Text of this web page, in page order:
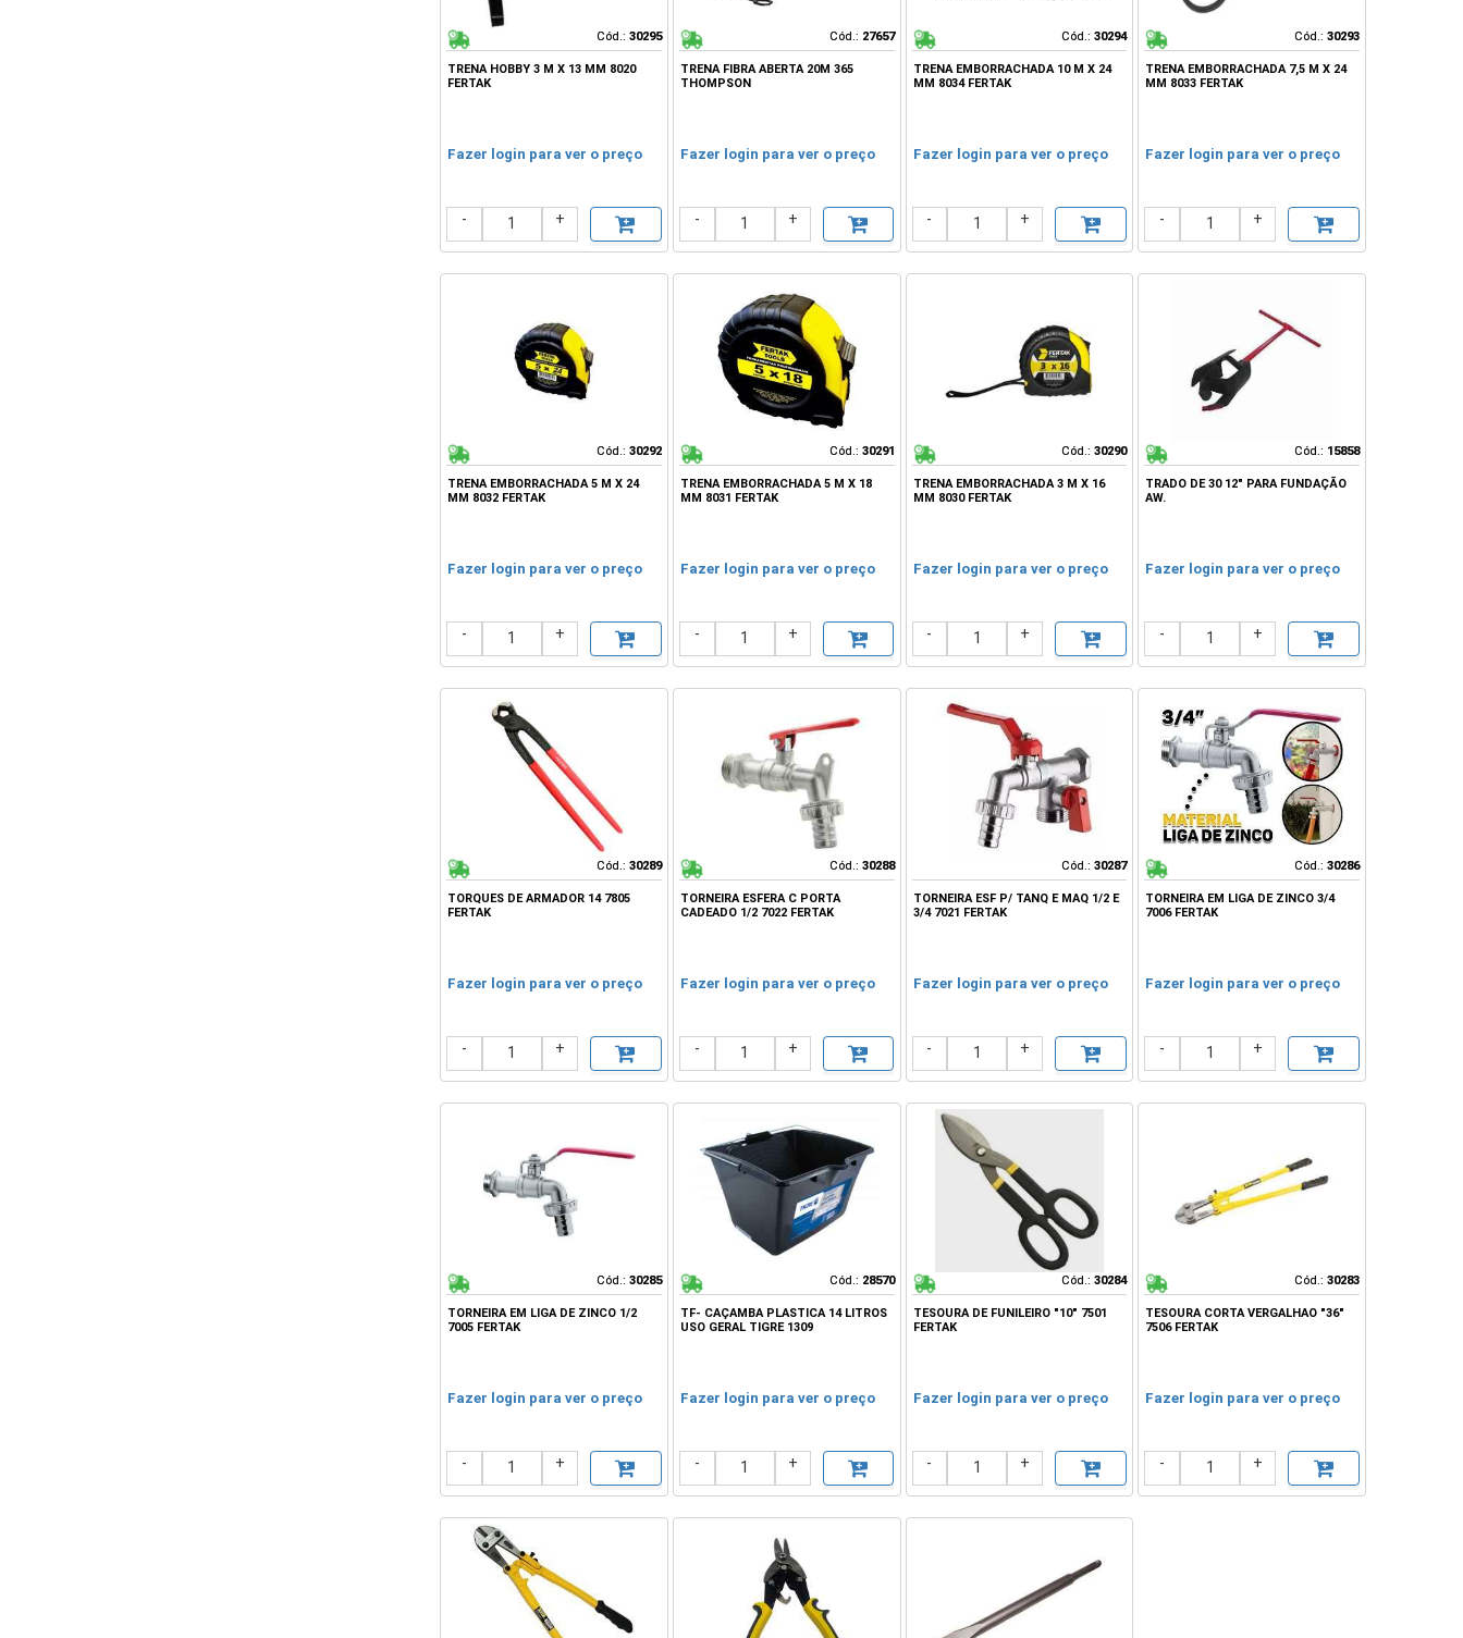
Cód.: 30295
Cód.: 30295
TRENA HOBBY 3 M X 13 MM 8020
FERTAK
Fazer login para ver o preço
- +
Cód.: 27657
Cód.: 27657
TRENA FIBRA ABERTA 20M 365
THOMPSON
Fazer login para ver o preço
- +
Cód.:30294
Cód.:30294
TRENA EMBORRACHADA 10 M X 24
MM 8034 FERTAK
Fazer login para ver o preço
- +
Cód.: 30293
Cód.: 30293
TRENA EMBORRACHADA 7,5 M X 24
MM 8033 FERTAK
Fazer login para ver o preço
- +
Cód.: 30292
Cód.: 30292
TRENA EMBORRACHADA 5 M X 24
MM 8032 FERTAK
Fazer login para ver o preço
- +
Cód.: 30291
Cód.: 30291
TRENA EMBORRACHADA 5 M X 18
MM 8031 FERTAK
Fazer login para ver o preço
- +
Cód.:30290
Cód.:30290
TRENA EMBORRACHADA 3 M X 16
MM 8030 FERTAK
Fazer login para ver o preço
- +
Cód.: 15858
Cód.: 15858
TRADO DE 30 12" PARA FUNDAÇÃO
AW.
Fazer login para ver o preço
- +
Cód.: 30289
Cód.: 30289
TORQUES DE ARMADOR 14 7805
FERTAK
Fazer login para ver o preço
- +
Cód.: 30288
Cód.: 30288
TORNEIRA ESFERA C PORTA
CADEADO 1/2 7022 FERTAK
Fazer login para ver o preço
- +
Cód.:30287
Cód.:30287
TORNEIRA ESF P/ TANQ E MAQ 1/2 E
3/4 7021 FERTAK
Fazer login para ver o preço
- +
Cód.: 30286
Cód.: 30286
TORNEIRA EM LIGA DE ZINCO 3/4
7006 FERTAK
Fazer login para ver o preço
- +
Cód.: 30285
Cód.: 30285
TORNEIRA EM LIGA DE ZINCO 1/2
7005 FERTAK
Fazer login para ver o preço
- +
Cód.: 28570
Cód.: 28570
TF- CAÇAMBA PLASTICA 14 LITROS
USO GERAL TIGRE 1309
Fazer login para ver o preço
- +
Cód.:30284
Cód.:30284
TESOURA DE FUNILEIRO "10" 7501
FERTAK
Fazer login para ver o preço
- +
Cód.: 30283
Cód.: 30283
TESOURA CORTA VERGALHAO "36"
7506 FERTAK
Fazer login para ver o preço
- +